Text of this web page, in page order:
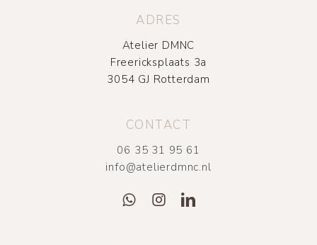
ADRES
Atelier DMNC
Freericksplaats 3a
3054 GJ Rotterdam
CONTACT
06 35 31 95 61
info@atelierdmnc.nl